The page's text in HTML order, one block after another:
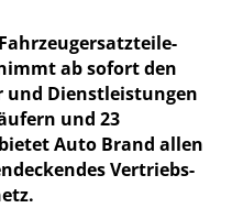
ab sofort den
und Dienstleistungen
und 23
Auto Brand allen
Vertriebs-